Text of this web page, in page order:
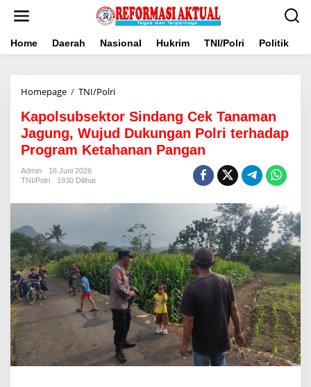
Home Daerah Nasional Hukrim TNI/Polri Politik
Homepage / TNI/PolriKapolsubsektor
Cek
Tanaman
Jagung,
Wujud
Program
Pangan
Kapolsubsektor Sindang Cek Tanaman
Jagung, Wujud Dukungan Polri terhadap
Program Ketahanan Pangan
Admin
16 Juni 2026
TNI/Polri
1930 Dilihat